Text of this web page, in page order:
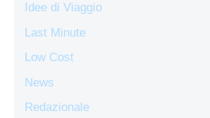
Idee di Viaggio
Last Minute
Low Cost
News
Redazionale